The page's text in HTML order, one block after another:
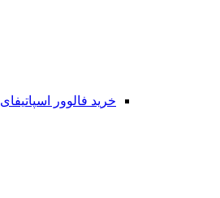
خرید فالوور اسپاتیفای